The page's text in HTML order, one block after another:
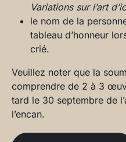
Variations sur l’art
le nom de la
tableau d’honneur
crié.
Veuillez noter que la
comprendre de 2 à 3
tard le 30 septembre de
l’encan.